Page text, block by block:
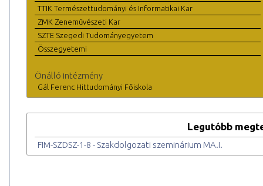
TTIK Természettudományi és Informatikai Kar
ZMK Zeneművészeti Kar
SZTE Szegedi Tudományegyetem
Összegyetemi
Önálló intézmény
Gál Ferenc Hittudományi Főiskola
Legutóbb
FIM-SZDSZ-1-8 - Szakdolgozati szeminárium MA.I.